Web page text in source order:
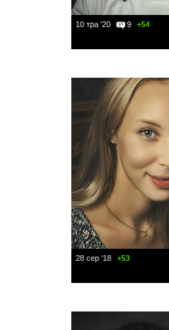
10 тра '20 9 +54
28 сер '18 +53